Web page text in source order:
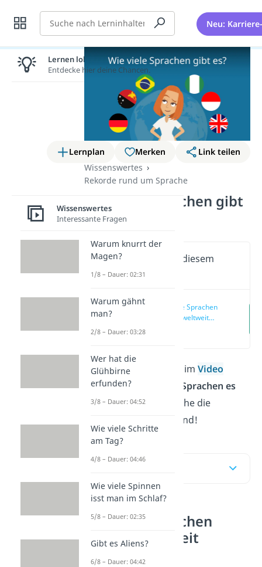
Suche Neu:
Lernplan Merken
Link teilen
Wissenswertes
Rekorde rund um Sprache
Wie viele Sprachen gibt
es?
Wichtige Inhalte in diesem
Video
Wie viele Sprachen
werden weltweit
In diesem Beitrag und imVideo
erfährst du,
wie viele Sprachen es
weltweit gibt und welche die
meistgesprochenen sind!
Wie viele Sprachen
werden weltweit
gesprochen?
Lernen lohnt sich!
Entdecke hier deine Chancen.
Wissenswertes
Interessante Fragen
Warum knurrt der
Magen?
1/8 – Dauer: 02:31
Warum gähnt
man?
2/8 – Dauer: 03:28
Wer hat die
Glühbirne
erfunden?
3/8 – Dauer: 04:52
Wie viele Schritte
am Tag?
4/8 – Dauer: 04:46
Wie viele Spinnen
isst man im Schlaf?
5/8 – Dauer: 02:35
Gibt es Aliens?
6/8 – Dauer: 04:42